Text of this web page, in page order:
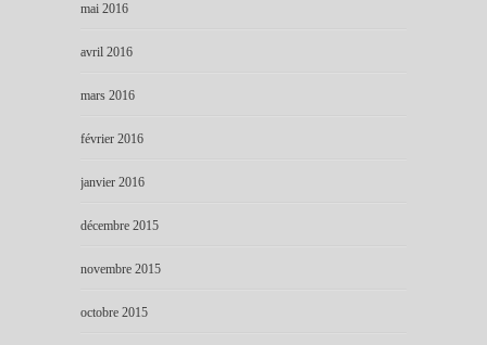
mai 2016
avril 2016
mars 2016
février 2016
janvier 2016
décembre 2015
novembre 2015
octobre 2015